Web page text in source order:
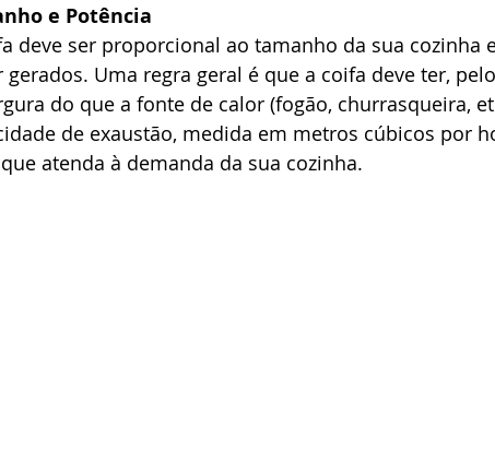
e Potência
deve ser proporcional ao tamanho da sua cozinha
gerados. Uma regra geral é que a coifa deve ter,
do que a fonte de calor (fogão, churrasqueira,
de exaustão, medida em metros cúbicos por
atenda à demanda da sua cozinha.